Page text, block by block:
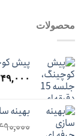
محصولات
پیش کوچینگ،
بهینه